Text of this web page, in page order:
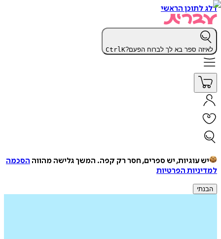
דלג לתוכן הראשי
לאיזה ספר בא לך לברוח הפעם? CtrlK
יש עוגיות, יש ספרים, חסר רק קפה. המשך גלישה מהווה הסכמה
למדיניות הפרטיות
הבנתי